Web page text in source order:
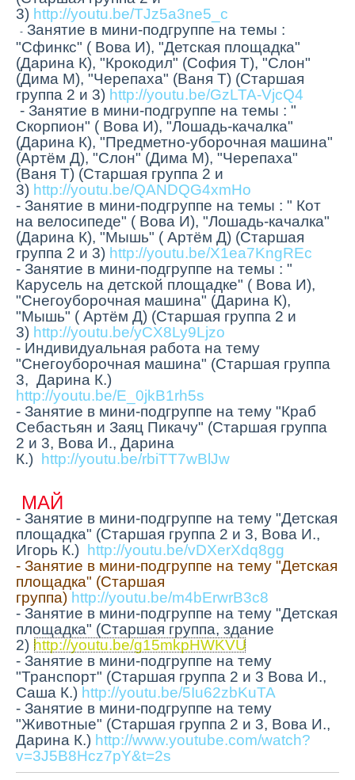
3) http://youtu.be/TJz5a3ne5_c
- Занятие в мини-подгруппе на темы :
"Сфинкс" ( Вова И), "Детская площадка"
(Дарина К), "Крокодил" (София Т), "Слон"
(Дима М), "Черепаха" (Ваня Т) (Старшая
группа 2 и 3) http://youtu.be/GzLTA-VjcQ4
- Занятие в мини-подгруппе на темы : "
Скорпион" ( Вова И), "Лошадь-качалка"
(Дарина К), "Предметно-уборочная машина"
(Артëм Д), "Слон" (Дима М), "Черепаха"
(Ваня Т) (Старшая группа 2 и
3) http://youtu.be/QANDQG4xmHo
- Занятие в мини-подгруппе на темы : " Кот
на велосипеде" ( Вова И), "Лошадь-качалка"
(Дарина К), "Мышь" ( Артëм Д) (Старшая
группа 2 и 3) http://youtu.be/X1ea7KngREc
- Занятие в мини-подгруппе на темы : "
Карусель на детской площадке" ( Вова И),
"Снегоуборочная машина" (Дарина К),
"Мышь" ( Артëм Д) (Старшая группа 2 и
3) http://youtu.be/yCX8Ly9Ljzo
- Индивидуальная работа на тему
"Снегоуборочная машина" (Старшая группа
3, Дарина К.)
http://youtu.be/E_0jkB1rh5s
- Занятие в мини-подгруппе на тему "Краб
Себастьян и Заяц Пикачу" (Старшая группа
2 и 3, Вова И., Дарина
К.) http://youtu.be/rbiTT7wBlJw
МАЙ
- Занятие в мини-подгруппе на тему "Детская
площадка" (Старшая группа 2 и 3, Вова И.,
Игорь К.)
http://youtu.be/vDXerXdq8gg
- Занятие в мини-подгруппе на тему "Детская
площадка" (Старшая
группа) http://youtu.be/m4bErwrB3c8
- Занятие в мини-подгруппе на тему "Детская
площадка" (Старшая группа, здание
2) http://youtu.be/g15mkpHWKVU
- Занятие в мини-подгруппе на тему
"Транспорт" (Старшая группа 2 и 3 Вова И.,
Саша К.) http://youtu.be/5Iu62zbKuTA
- Занятие в мини-подгруппе на тему
"Животные" (Старшая группа 2 и 3, Вова И.,
Дарина К.) http://www.youtube.com/watch?
v=3J5B8Hcz7pY&t=2s